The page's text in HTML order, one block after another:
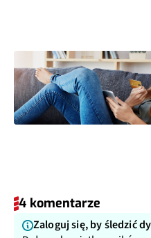
4 komentarze
Zaloguj się, by śledzić